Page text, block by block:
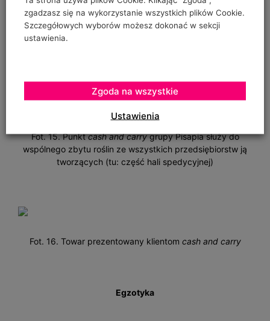
Cash and carry Pisapia s.r.l.
to nowa inwestycja, ukończona w
październiku 2003 roku. Na powierzchni 5200 m
2
prezentowane są rośliny produkowane przez całe konsorcjum
Fot. 15. Punktcash and carrygrupy Pisapia służy do
wspólnego zbytu roślin ze wszystkich przedsiębiorstw ją
tworzących (tu: część hali spedycyjnej)
Fot. 16. Towar prezentowany klientom cash and carry
Egzotyka
zgadzasz się na wykorzystanie wszystkich plików Cookie.
Szczegółowych wyborów możesz dokonać w sekcji
ustawienia.
Ustawienia
Zgoda na wszystkie